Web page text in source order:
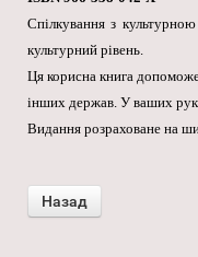
Спілкування з
культурний рівень.
Ця корисна книга допоможе
інших держав. У ваших
Видання розраховане на